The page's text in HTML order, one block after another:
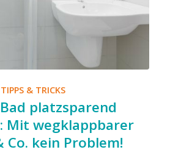
TIPPS & TRICKS
platzsparend
Mit wegklappbarer
Co. kein Problem!